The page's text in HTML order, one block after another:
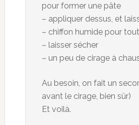
pour former une pâte
– appliquer dessus, et
– chiffon humide pour
– laisser sécher
– un peu de cirage à
Au besoin, on fait un
avant le cirage, bien sûr)
Et voilà.